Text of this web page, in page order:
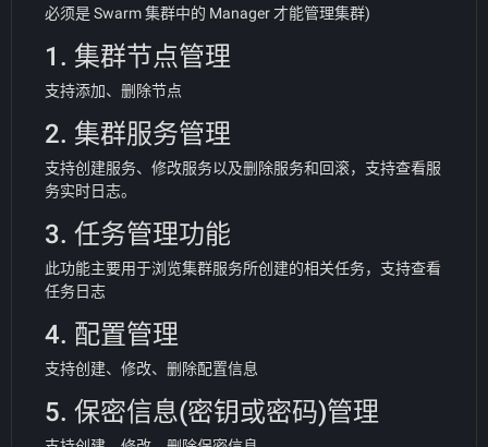
必须是 Swarm 集群中的 Manager 才能管理集群)
1. 集群节点管理
支持添加、删除节点
2. 集群服务管理
支持创建服务、修改服务以及删除服务和回滚，支持查看服
务实时日志。
3. 任务管理功能
此功能主要用于浏览集群服务所创建的相关任务，支持查看
任务日志
4. 配置管理
支持创建、修改、删除配置信息
5. 保密信息(密钥或密码)管理